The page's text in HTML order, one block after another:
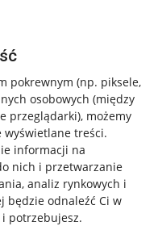
pokrewnym (np. piksele,
osobowych (między
przeglądarki), możemy
wyświetlane treści.
informacji na
nich i przetwarzanie
analiz rynkowych i
będzie odnaleźć Ci w
i potrzebujesz.